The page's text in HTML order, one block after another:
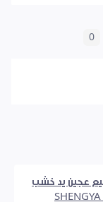
0
عجين يد خشب